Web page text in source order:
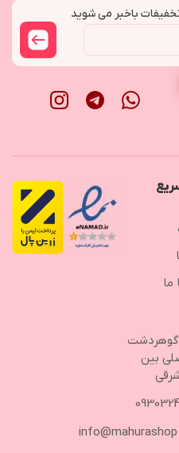
باخبر می شوید
ما
گوهردشت
بین